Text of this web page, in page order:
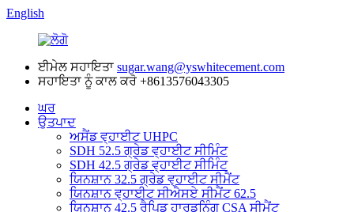
English
ਈਮੇਲ ਸਹਾਇਤਾ sugar.wang@yswhitecement.com
ਸਹਾਇਤਾ ਨੂੰ ਕਾਲ ਕਰੋ +8613576043305
ਘਰ
ਉਤਪਾਦ
ਅਸੈਂਡ ਵ੍ਹਾਈਟ UHPC
SDH 52.5 ਗ੍ਰੇਡ ਵ੍ਹਾਈਟ ਸੀਮਿੰਟ
SDH 42.5 ਗ੍ਰੇਡ ਵ੍ਹਾਈਟ ਸੀਮਿੰਟ
ਯਿਨਸ਼ਾਨ 32.5 ਗ੍ਰੇਡ ਵ੍ਹਾਈਟ ਸੀਮੈਂਟ
ਯਿਨਸ਼ਾਨ ਵ੍ਹਾਈਟ ਸੀਐਸਏ ਸੀਮੈਂਟ 62.5
ਯਿਨਸ਼ਾਨ 42.5 ਰੈਪਿਡ ਹਾਰਡਨਿੰਗ CSA ਸੀਮੈਂਟ